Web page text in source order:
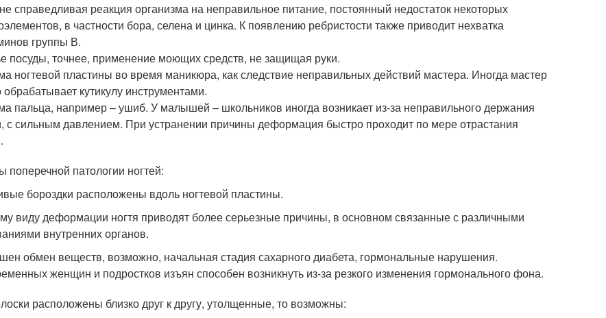
справедливая реакция организма на неправильное питание, постоянный недостаток некоторых
в частности бора, селена и цинка. К появлению ребристости также приводит нехватка
группы В.
посуды, точнее, применение моющих средств, не защищая руки.
ногтевой пластины во время маникюра, как следствие неправильных действий мастера. Иногда мастер
обрабатывает кутикулу инструментами.
пальца, например – ушиб. У малышей – школьников иногда возникает из-за неправильного держания
с сильным давлением. При устранении причины деформация быстро проходит по мере отрастания
поперечной патологии ногтей:
бороздки расположены вдоль ногтевой пластины.
виду деформации ногтя приводят более серьезные причины, в основном связанные с различными
внутренних органов.
обмен веществ, возможно, начальная стадия сахарного диабета, гормональные нарушения.
женщин и подростков изъян способен возникнуть из-за резкого изменения гормонального фона.
расположены близко друг к другу, утолщенные, то возможны: